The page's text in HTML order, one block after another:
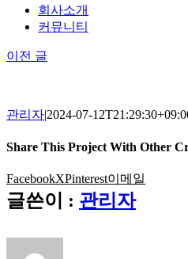
회사소개
커뮤니티
이전 글
관리자|2024-07-
Share This Project With Other
FacebookXPinterest이메일
글쓴이 : 관리자